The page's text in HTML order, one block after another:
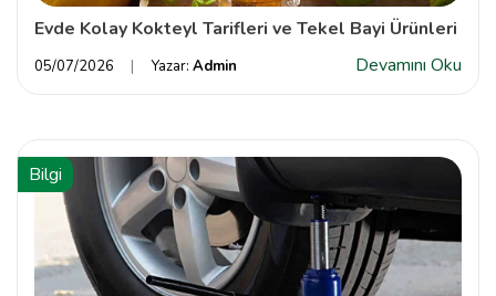
Evde Kolay Kokteyl Tarifleri ve Tekel Bayi Ürünleri
05/07/2026 Yazar: Admin Devamını Oku
Bilgi